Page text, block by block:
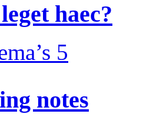
haec?
5
notes